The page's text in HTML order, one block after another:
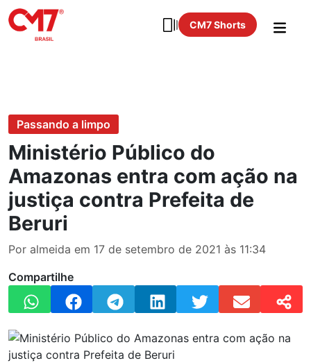
CM7 Shorts
Passando a limpo
Ministério Público do
Amazonas entra com ação na
justiça contra Prefeita de
Beruri
Por almeida em 17 de setembro de 2021 às 11:34
Compartilhe